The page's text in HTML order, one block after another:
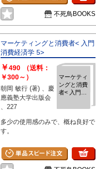
不死鳥BOOKS
マーケティングと消費者< 入門
消費経済学 5>
マーケティ
ングと消費
者< 入門消
5>
￥490
（送料：
￥300～）
朝岡 敏行 (著) 、慶
應義塾大学出版会
、227
多少の使用感のみで、概ね良好で
す。